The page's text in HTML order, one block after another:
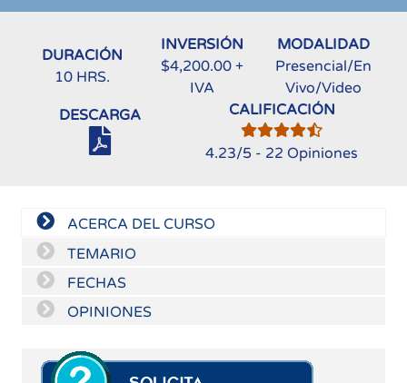
DURACIÓN
10 HRS.
INVERSIÓN
$4,200.00 +
IVA
MODALIDAD
Presencial/En
Vivo/Video
DESCARGA
CALIFICACIÓN
4.23/5 - 22 Opiniones
ACERCA DEL CURSO
TEMARIO
FECHAS
OPINIONES